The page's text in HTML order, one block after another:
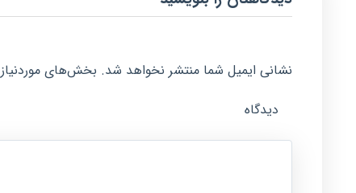
نشانی ایمیل شما منتشر نخواهد شد. بخش‌های
دیدگاه